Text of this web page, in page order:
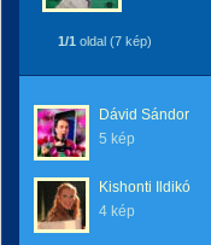
1/1 oldal (7 kép)
Dávid Sándor
5 kép
Kishonti Ildikó
4 kép